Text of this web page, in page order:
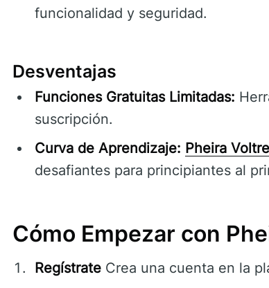
funcionalidad y seguridad.
Desventajas
Funciones Gratuitas Limitadas:
suscripción.
Curva de Aprendizaje: Pheira
desafiantes para principiantes al
Cómo Empezar con
Regístrate Crea una cuenta en la